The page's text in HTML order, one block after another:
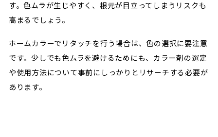
す。色ムラが生じやすく、根元が目立ってしまうリスクも
高まるでしょう。
ホームカラーでリタッチを行う場合は、色の選択に要注意
です。少しでも色ムラを避けるためにも、カラー剤の選定
や使用方法について事前にしっかりとリサーチする必要が
あります。